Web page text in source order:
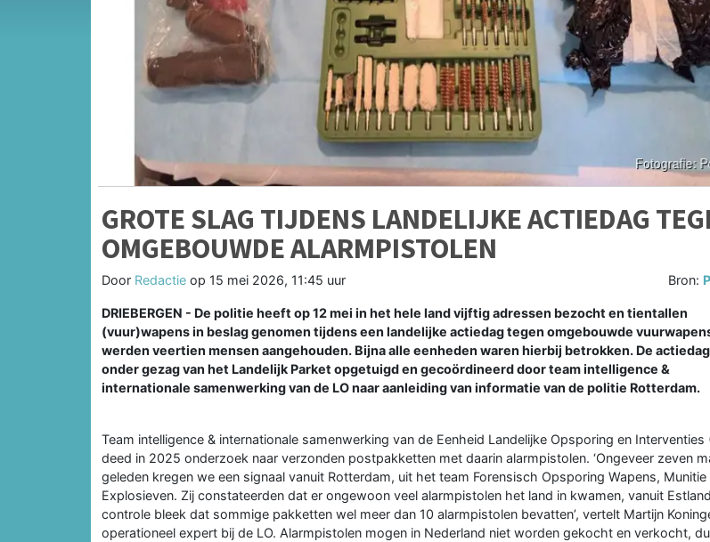
GROTE SLAG TIJDENS LANDELIJKE ACTIEDAG
OMGEBOUWDE ALARMPISTOLEN
Door Redactie op 15 mei 2026, 11:45 uur Bron:
DRIEBERGEN - De politie heeft op 12 mei in het hele land vijftig adressen bezocht en tientallen
(vuur)wapens in beslag genomen tijdens een landelijke actiedag tegen omgebouwde
werden veertien mensen aangehouden. Bijna alle eenheden waren hierbij betrokken. De
onder gezag van het Landelijk Parket opgetuigd en gecoördineerd door team intelligence &
internationale samenwerking van de LO naar aanleiding van informatie van de politie Rotterdam.
Team intelligence & internationale samenwerking van de Eenheid Landelijke Opsporing en Interventies
deed in 2025 onderzoek naar verzonden postpakketten met daarin alarmpistolen. ‘Ongeveer zeven
geleden kregen we een signaal vanuit Rotterdam, uit het team Forensisch Opsporing Wapens, Munitie
Explosieven. Zij constateerden dat er ongewoon veel alarmpistolen het land in kwamen, vanuit
controle bleek dat sommige pakketten wel meer dan 10 alarmpistolen bevatten’, vertelt Martijn
operationeel expert bij de LO. Alarmpistolen mogen in Nederland niet worden gekocht en verkocht,